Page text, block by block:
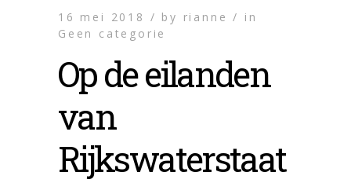
16 mei 2018 / by rianne / in
Geen categorie
Op de eilanden
van
Rijkswaterstaat